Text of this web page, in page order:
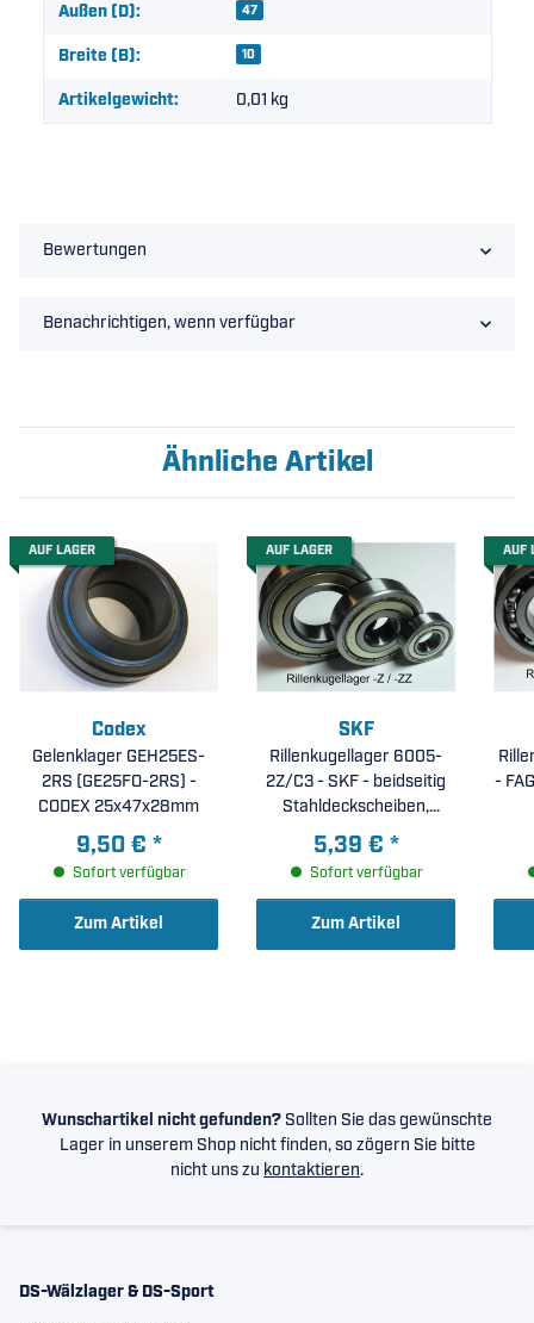
Außen (D): 47
Breite (B): 10
Artikelgewicht: 0,01 kg
Bewertungen
Benachrichtigen, wenn verfügbar
Ähnliche Artikel
AUF LAGER
Codex
Gelenklager GEH25ES-
2RS (GE25FO-2RS) -
CODEX 25x47x28mm
9,50 € *
Sofort verfügbar
Zum Artikel
AUF LAGER
SKF
Rillenkugellager 6005-
2Z/C3 - SKF - beidseitig
Stahldeckscheiben,
erhöhte radiale Lagerluft
C3 ( 25x47x12mm )
5,39 € *
Sofort verfügbar
Zum Artikel
AUF
-
Wunschartikel nicht gefunden? Sollten Sie das gewünschte
Lager in unserem Shop nicht finden, so zögern Sie bitte
nicht uns zu kontaktieren.
DS-Wälzlager & DS-Sport